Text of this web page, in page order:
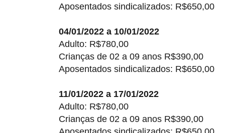
Aposentados sindicalizados: R$650,00
04/01/2022 a 10/01/2022
Adulto: R$780,00
Crianças de 02 a 09 anos R$390,00
Aposentados sindicalizados: R$650,00
11/01/2022 a 17/01/2022
Adulto: R$780,00
Crianças de 02 a 09 anos R$390,00